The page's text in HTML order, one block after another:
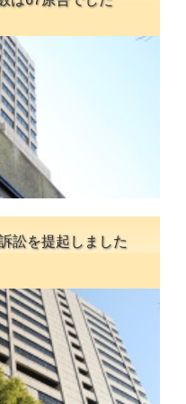
訟を提起しました